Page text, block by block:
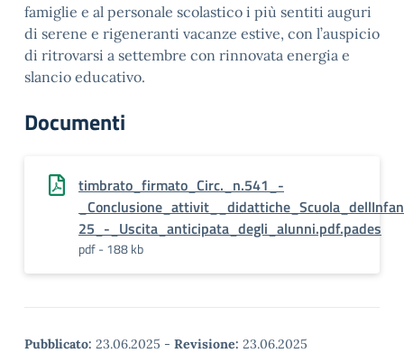
famiglie e al personale scolastico i più sentiti auguri
di serene e rigeneranti vacanze estive, con l’auspicio
di ritrovarsi a settembre con rinnovata energia e
slancio educativo.
Documenti
timbrato_firmato_Circ._n.541_-
25_-_Uscita_anticipata_degli_alunni.pdf.pades
pdf - 188 kb
Pubblicato: 23.06.2025 - Revisione: 23.06.2025